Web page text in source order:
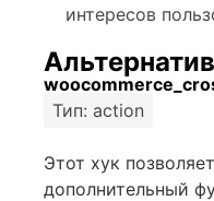
интересов
Тип: action
Этот хук
дополнительный